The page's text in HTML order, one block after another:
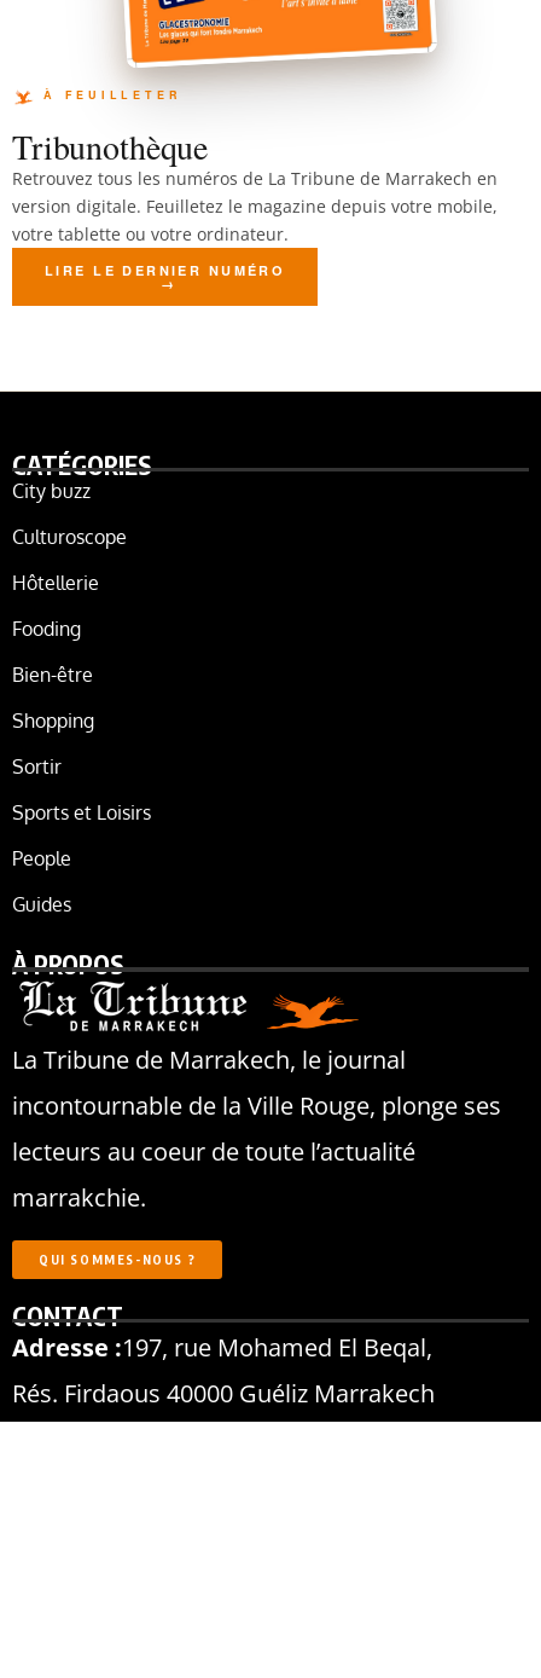
Tribunothèque
Retrouvez tous les numéros de La Tribune de Marrakech en
version digitale. Feuilletez le magazine depuis votre mobile,
votre tablette ou votre ordinateur.
LIRE LE DERNIER NUMÉRO
CATÉGORIES
City buzz
Culturoscope
Hôtellerie
Fooding
Bien-être
Shopping
Sortir
Sports et Loisirs
People
Guides
À PROPOS
La Tribune de Marrakech, le journal
incontournable de la Ville Rouge, plonge ses
lecteurs au coeur de toute l’actualité
marrakchie.
QUI SOMMES-NOUS ?
CONTACT
Adresse :197, rue Mohamed El Beqal,
Rés. Firdaous 40000 Guéliz Marrakech